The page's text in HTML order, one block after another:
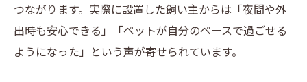
つながります。実際に設置した飼い主からは「夜間や外
出時も安心できる」「ペットが自分のペースで過ごせる
ようになった」という声が寄せられています。